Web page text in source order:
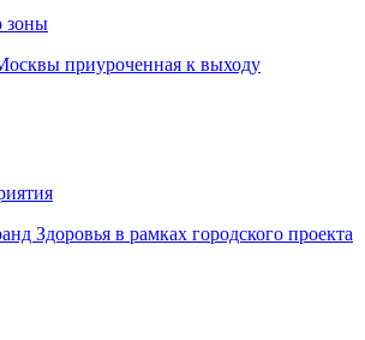
зоны
приуроченная к выходу
Здоровья в рамках городского проекта